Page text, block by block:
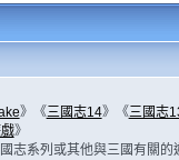
》《三國志14》《三國志
》
志系列或其他與三國有關的